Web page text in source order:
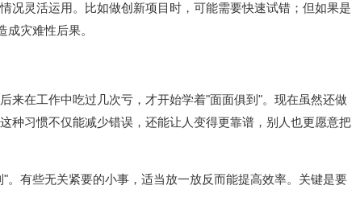
况灵活运用。比如做创新项目时，可能需要快速试错；但如果是
灾难性后果。
来在工作中吃过几次亏，才开始学着"面面俱到"。现在虽然还做
种习惯不仅能减少错误，还能让人变得更靠谱，别人也更愿意把
有些无关紧要的小事，适当放一放反而能提高效率。关键是要